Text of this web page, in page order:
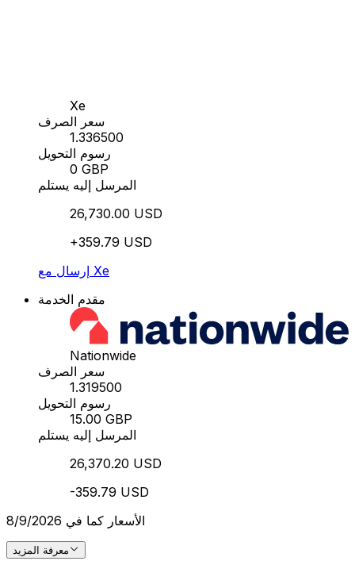
Xe
سعر الصرف
1.336500
رسوم التحويل
0 GBP
المرسل إليه يستلم
26,730.00 USD
+359.79 USD
إرسال مع Xe
مقدم الخدمة
Nationwide
سعر الصرف
1.319500
رسوم التحويل
15.00 GBP
المرسل إليه يستلم
26,370.20 USD
-359.79 USD
الأسعار كما في 8/9/2026
معرفة المزيد